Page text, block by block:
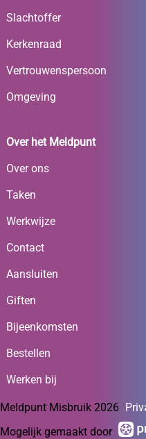
Slachtoffer
Kerkenraad
Vertrouwenspersoon
Omgeving
Over het Meldpunt
Over ons
Taken
Werkwijze
Contact
Aansluiten
Giften
Bijeenkomsten
Bestellen
Werken bij
Meldpunt Misbruik 2026
Mogelijk gemaakt door